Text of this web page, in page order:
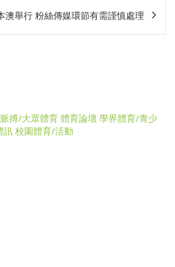
澳舉行 粉絲傳媒環節有需謹慎處理
搏/大眾體育 體育論壇 學界體育/青少
訊 校園體育/活動